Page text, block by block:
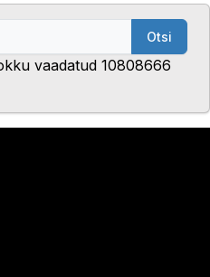
Otsi
vaadatud 10808666